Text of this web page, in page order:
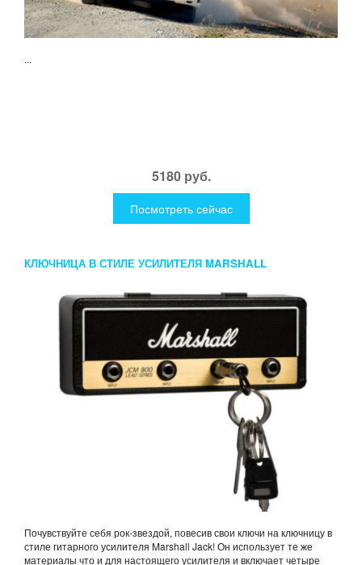
...
5180 руб.
Посмотреть сейчас
КЛЮЧНИЦА В СТИЛЕ УСИЛИТЕЛЯ MARSHALL
Почувствуйте себя рок-звездой, повесив свои ключи на ключницу в
стиле гитарного усилителя Marshall Jack! Он использует те же
материалы что и для настоящего усилителя и включает четыре